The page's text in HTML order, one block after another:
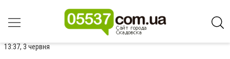
13:37, 3 червня